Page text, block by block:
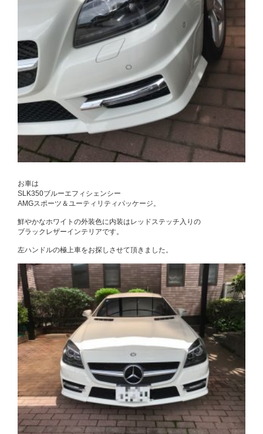
お車は
SLK350ブルーエフィシェンシー
AMGスポーツ＆ユーティリティパッケージ。
鮮やかなホワイトの外装色に内装はレッドステッチ入りの
ブラックレザーインテリアです。
左ハンドルの極上車をお探しさせて頂きました。